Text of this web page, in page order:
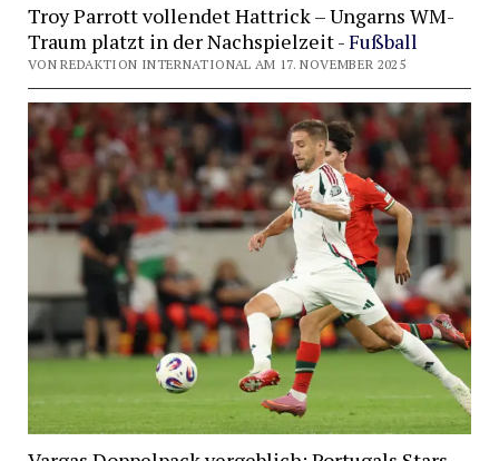
Troy Parrott vollendet Hattrick – Ungarns WM-
Traum platzt in der Nachspielzeit -Fußball
VON REDAKTION INTERNATIONAL AM 17. NOVEMBER 2025